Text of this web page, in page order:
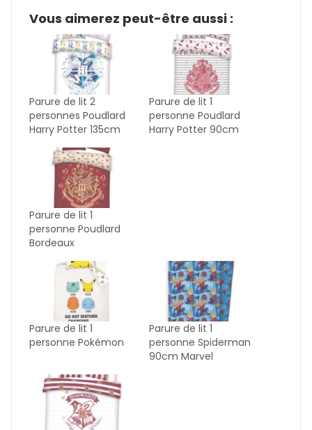
Vous aimerez peut-être aussi :
Parure de lit 2
personnes Poudlard
Harry Potter 135cm
Parure de lit 1
personne Poudlard
Harry Potter 90cm
Parure de lit 1
personne Poudlard
Bordeaux
Parure de lit 1
personne Pokémon
Parure de lit 1
personne Spiderman
90cm Marvel